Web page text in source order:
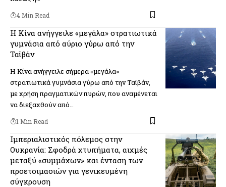
4 Min Read
Η Κίνα ανήγγειλε «μεγάλα» στρατιωτικά
γυμνάσια από αύριο γύρω από την
Ταϊβάν
Η Κίνα ανήγγειλε σήμερα «μεγάλα»
στρατιωτικά γυμνάσια γύρω από την Ταϊβάν,
με χρήση πραγματικών πυρών, που αναμένεται
να διεξαχθούν από…
1 Min Read
Ιμπεριαλιστικός πόλεμος στην
Ουκρανία: Σφοδρά χτυπήματα, αιχμές
μεταξύ «συμμάχων» και ένταση των
προετοιμασιών για γενικευμένη
σύγκρουση